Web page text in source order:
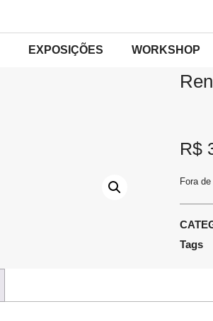
EXPOSIÇÕES WORKSHOP
INÍCIO
R$
Fora
Tags